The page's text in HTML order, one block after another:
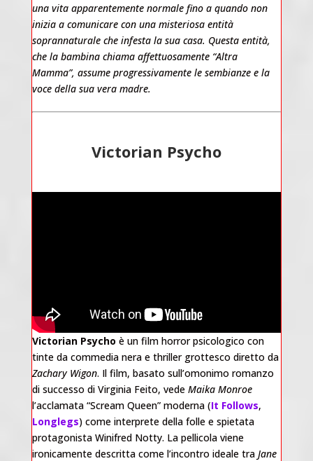
una vita apparentemente normale fino a quando non
inizia a comunicare con una misteriosa entità
soprannaturale che infesta la sua casa. Questa entità,
che la bambina chiama affettuosamente “Altra
Mamma”, assume progressivamente le sembianze e la
voce della sua vera madre.
Victorian Psycho
Victorian Psycho è un film horror psicologico con
tinte da commedia nera e thriller grottesco diretto da
Zachary Wigon. Il film, basato sull’omonimo romanzo
di successo di Virginia Feito, vedeMaika Monroe
l’acclamata “Scream Queen” moderna (It Follows,
Longlegs) come interprete della folle e spietata
protagonista Winifred Notty. La pellicola viene
ironicamente descritta come l’incontro ideale tra Jane